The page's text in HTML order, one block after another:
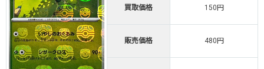
オリくじ
・初回購入は500coinが50円
TVCM記念！激熱イベント開催中
オリくじ公式はこちら ＞
買取価格 150円
販売価格 480円